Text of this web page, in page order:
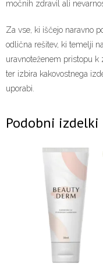
močnih zdravil ali
Za vse, ki iščejo naravno
odlična rešitev, ki temelji
uravnoteženem pristopu k
ter izbira kakovostnega
uporabi.
Podobni izdelki